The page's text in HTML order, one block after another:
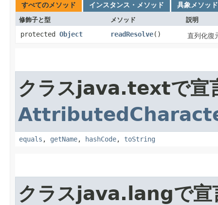
すべてのメソッド インスタンス・メソッド 具象メソッド
修飾子と型 メソッド 説明
protected Object readResolve() 直列化復
クラスjava.textで宣
equals , getName, hashCode, toString
クラスjava.langで宣